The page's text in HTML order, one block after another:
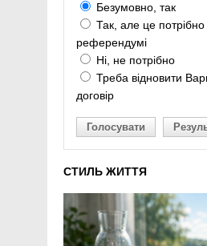
Безумовно, так
Так, але це
референдумі
Ні, не потрібно
Треба відновити
договір
Голосувати
СТИЛЬ ЖИТТЯ